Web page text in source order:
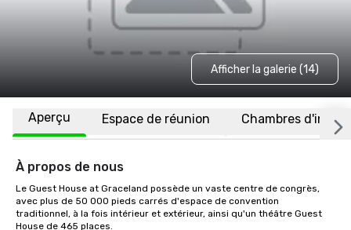
Afficher la galerie (14)
Aperçu Espace de réunion Chambres
À propos de nous
Le Guest House at Graceland possède un vaste centre de congrès,
avec plus de 50 000 pieds carrés d'espace de convention
traditionnel, à la fois intérieur et extérieur, ainsi qu'un théâtre Guest
House de 465 places.